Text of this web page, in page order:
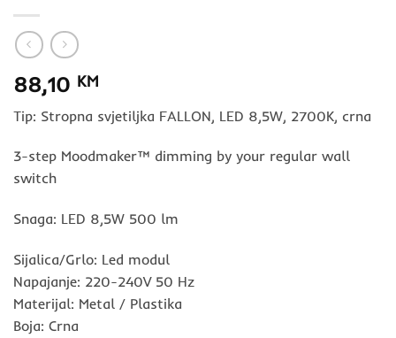
88,10 KM
Tip: Stropna svjetiljka FALLON, LED 8,5W, 2700K, crna
3-step Moodmaker™ dimming by your regular wall
switch
Snaga: LED 8,5W 500 lm
Sijalica/Grlo: Led modul
Napajanje: 220-240V 50 Hz
Materijal: Metal / Plastika
Boja: Crna